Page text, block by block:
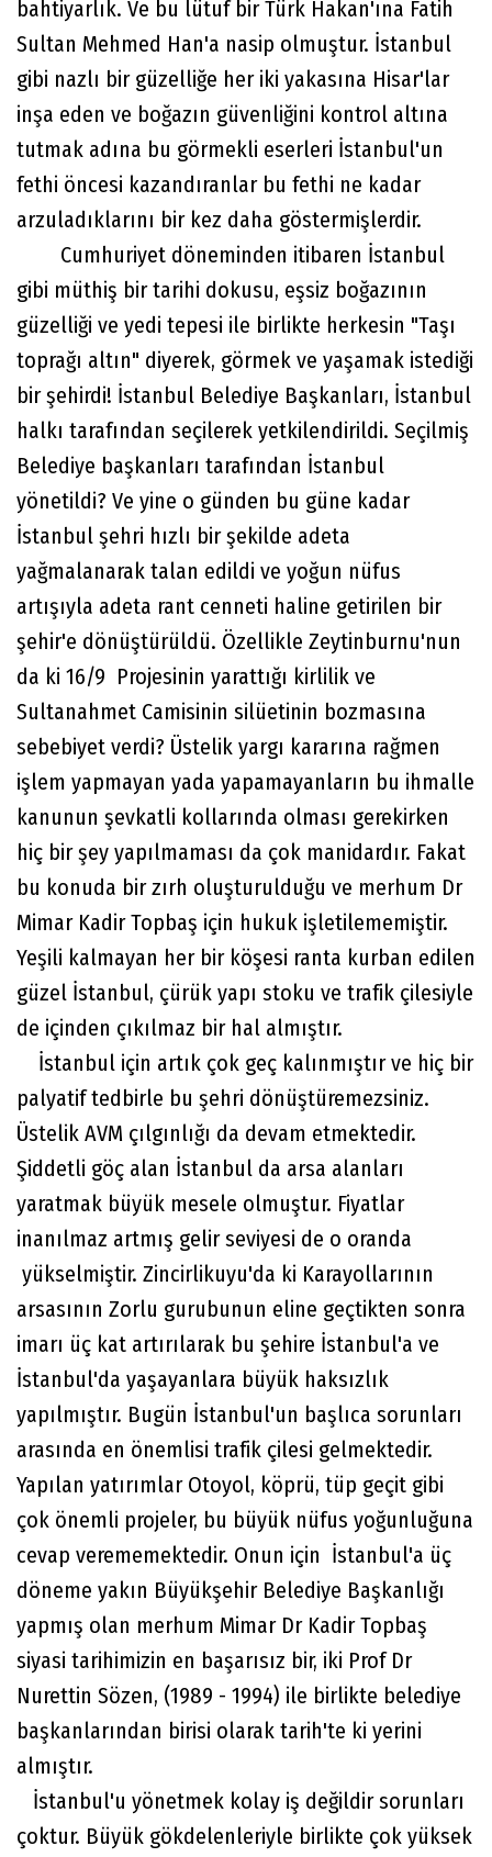
bahtiyarlık. Ve bu lütuf bir Türk Hakan'ına Fatih
Sultan Mehmed Han'a nasip olmuştur. İstanbul
gibi nazlı bir güzelliğe her iki yakasına Hisar'lar
inşa eden ve boğazın güvenliğini kontrol altına
tutmak adına bu görmekli eserleri İstanbul'un
fethi öncesi kazandıranlar bu fethi ne kadar
arzuladıklarını bir kez daha göstermişlerdir.
Cumhuriyet döneminden itibaren İstanbul
gibi müthiş bir tarihi dokusu, eşsiz boğazının
güzelliği ve yedi tepesi ile birlikte herkesin "Taşı
toprağı altın" diyerek, görmek ve yaşamak istediği
bir şehirdi! İstanbul Belediye Başkanları, İstanbul
halkı tarafından seçilerek yetkilendirildi. Seçilmiş
Belediye başkanları tarafından İstanbul
yönetildi? Ve yine o günden bu güne kadar
İstanbul şehri hızlı bir şekilde adeta
yağmalanarak talan edildi ve yoğun nüfus
artışıyla adeta rant cenneti haline getirilen bir
şehir'e dönüştürüldü. Özellikle Zeytinburnu'nun
da ki 16/9 Projesinin yarattığı kirlilik ve
Sultanahmet Camisinin silüetinin bozmasına
sebebiyet verdi? Üstelik yargı kararına rağmen
işlem yapmayan yada yapamayanların bu ihmalle
kanunun şevkatli kollarında olması gerekirken
hiç bir şey yapılmaması da çok manidardır. Fakat
bu konuda bir zırh oluşturulduğu ve merhum Dr
Mimar Kadir Topbaş için hukuk işletilememiştir.
Yeşili kalmayan her bir köşesi ranta kurban edilen
güzel İstanbul, çürük yapı stoku ve trafik çilesiyle
de içinden çıkılmaz bir hal almıştır.
İstanbul için artık çok geç kalınmıştır ve hiç bir
palyatif tedbirle bu şehri dönüştüremezsiniz.
Üstelik AVM çılgınlığı da devam etmektedir.
Şiddetli göç alan İstanbul da arsa alanları
yaratmak büyük mesele olmuştur. Fiyatlar
inanılmaz artmış gelir seviyesi de o oranda
yükselmiştir. Zincirlikuyu'da ki Karayollarının
arsasının Zorlu gurubunun eline geçtikten sonra
imarı üç kat artırılarak bu şehire İstanbul'a ve
İstanbul'da yaşayanlara büyük haksızlık
yapılmıştır. Bugün İstanbul'un başlıca sorunları
arasında en önemlisi trafik çilesi gelmektedir.
Yapılan yatırımlar Otoyol, köprü, tüp geçit gibi
çok önemli projeler, bu büyük nüfus yoğunluğuna
cevap verememektedir. Onun için İstanbul'a üç
döneme yakın Büyükşehir Belediye Başkanlığı
yapmış olan merhum Mimar Dr Kadir Topbaş
siyasi tarihimizin en başarısız bir, iki Prof Dr
Nurettin Sözen, (1989 - 1994) ile birlikte belediye
başkanlarından birisi olarak tarih'te ki yerini
almıştır.
İstanbul'u yönetmek kolay iş değildir sorunları
çoktur. Büyük gökdelenleriyle birlikte çok yüksek